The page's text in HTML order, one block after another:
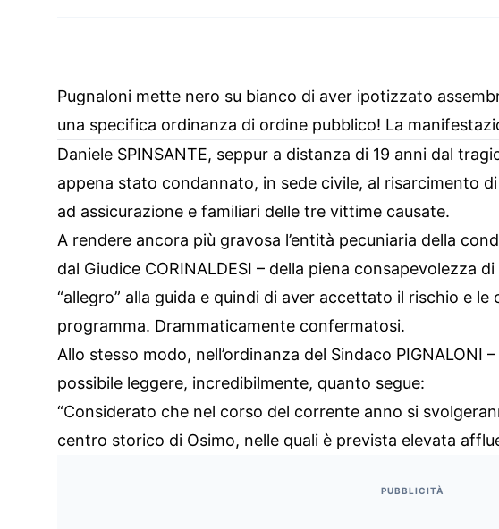
Pugnaloni mette nero su bianco di aver ipotizzato
una specifica ordinanza di ordine pubblico! La
Daniele SPINSANTE, seppur a distanza di 19 anni dal
appena stato condannato, in sede civile, al risarcimento
ad assicurazione e familiari delle tre vittime causate.
A rendere ancora più gravosa l’entità pecuniaria della
dal Giudice CORINALDESI – della piena consapevolezza
“allegro” alla guida e quindi di aver accettato il rischio e
programma. Drammaticamente confermatosi.
Allo stesso modo, nell’ordinanza del Sindaco PIGNALONI
possibile leggere, incredibilmente, quanto segue:
“Considerato che nel corso del corrente anno si
centro storico di Osimo, nelle quali è prevista elevata
PUBBLICITÀ